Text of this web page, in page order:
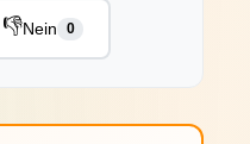
👎Nein 0